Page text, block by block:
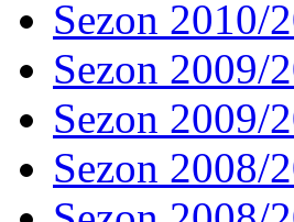
Sezon 2010/
Sezon 2009/
Sezon 2009/
Sezon 2008/